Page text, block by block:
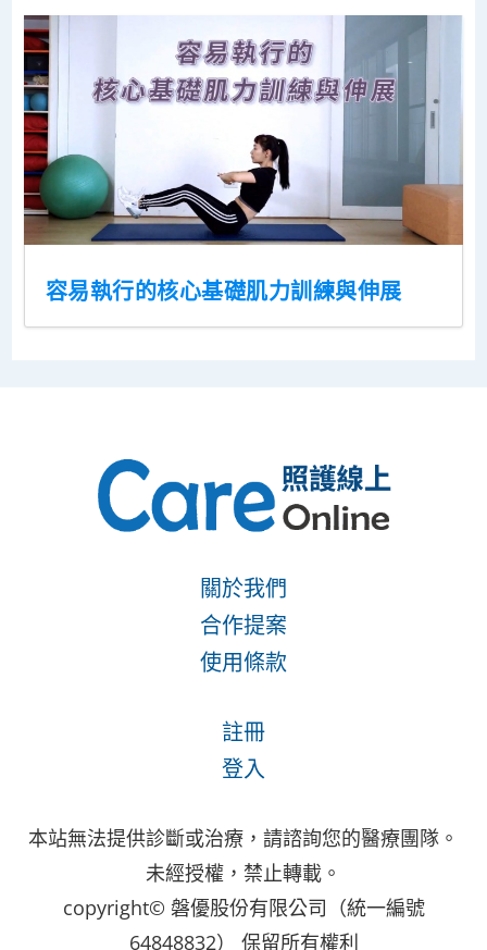
容易執行的核心基礎肌力訓練與伸展
關於我們
合作提案
使用條款
註冊
登入
本站無法提供診斷或治療，請諮詢您的醫療團隊。
未經授權，禁止轉載。
copyright© 磐優股份有限公司（統一編號
64848832） 保留所有權利